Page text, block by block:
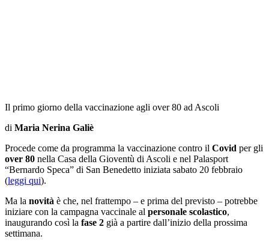
Il primo giorno della vaccinazione agli over 80 ad Ascoli
di Maria Nerina Galiè
Procede come da programma la vaccinazione contro il Covid per gli
over 80 nella Casa della Gioventù di Ascoli e nel Palasport
“Bernardo Speca” di San Benedetto iniziata sabato 20 febbraio
(leggi qui).
Ma la novità è che, nel frattempo – e prima del previsto – potrebbe
iniziare con la campagna vaccinale al personale scolastico,
inaugurando così la fase 2 già a partire dall’inizio della prossima
settimana.